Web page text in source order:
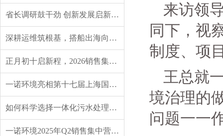
省长调研鼓干劲 创新发展启新程——辽宁省委副书记、省长王新伟莅临一诺环境调研指导
深耕运维筑根基，搭船出海向未来｜一诺环境 2026 年度盛典圆满举行
正月初十启新程，2026销售集中营燃情开营，聚力攻坚创佳绩！
一诺环境亮相第十七届上海国际水展，创新水科技引领绿色未来
如何科学选择一体化污水处理设备？实用指南来了
一诺环境2025年Q2销售集中营：赋能成长，共启新程
来访领
同下，视
制度、项
王总就
境治理的
问题一一